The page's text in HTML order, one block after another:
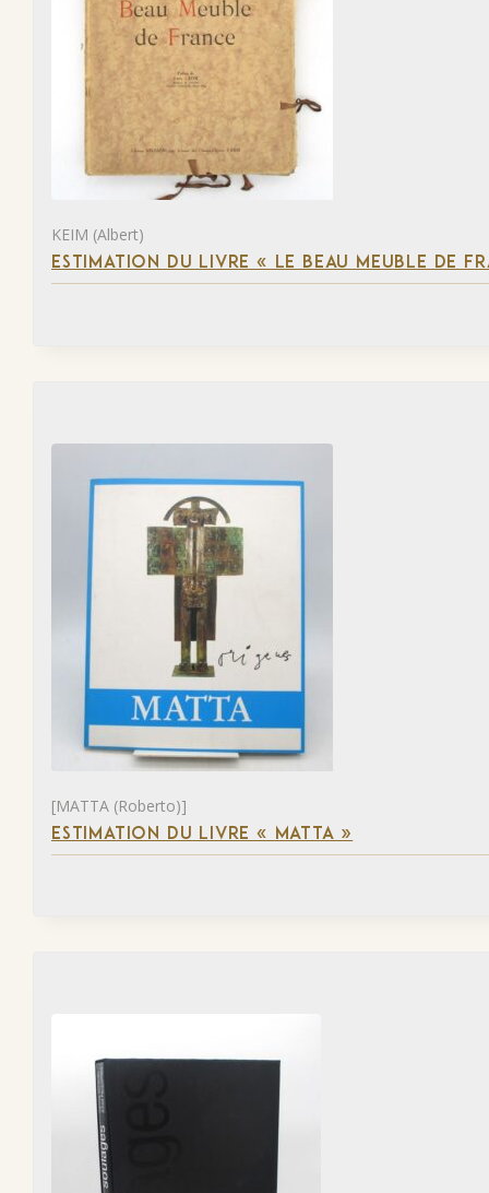
KEIM (Albert)
ESTIMATION DU LIVRE « LE BEAU MEUBLE DE
[MATTA (Roberto)]
ESTIMATION DU LIVRE « MATTA »